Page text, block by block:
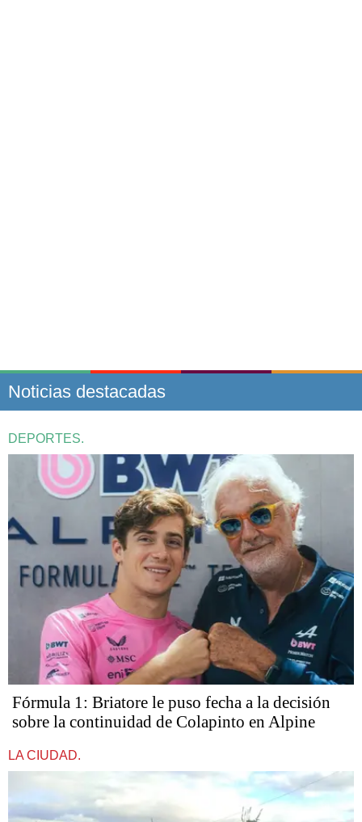
Noticias destacadas
DEPORTES.
Fórmula 1: Briatore le puso fecha a la decisión
sobre la continuidad de Colapinto en Alpine
LA CIUDAD.